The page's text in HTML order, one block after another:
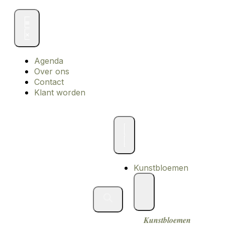
Agenda
Over ons
Contact
Klant worden
Kunstbloemen
Kunstbloemen